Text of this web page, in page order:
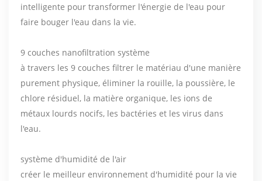
intelligente pour transformer l'énergie de l'eau pour
faire bouger l'eau dans la vie.
9 couches nanofiltration système
à travers les 9 couches filtrer le matériau d'une manière
purement physique, éliminer la rouille, la poussière, le
chlore résiduel, la matière organique, les ions de
métaux lourds nocifs, les bactéries et les virus dans
l'eau.
système d'humidité de l'air
créer le meilleur environnement d'humidité pour la vie